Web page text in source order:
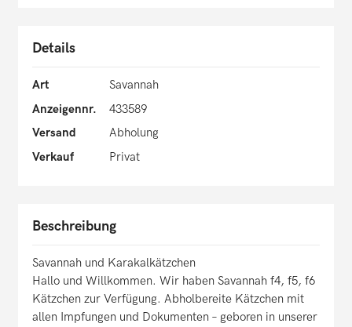
Details
Art
Savannah
Anzeigennr.
433589
Versand
Abholung
Verkauf
Privat
Beschreibung
Savannah und Karakalkätzchen
Hallo und Willkommen. Wir haben Savannah f4, f5, f6
Kätzchen zur Verfügung. Abholbereite Kätzchen mit
allen Impfungen und Dokumenten – geboren in unserer